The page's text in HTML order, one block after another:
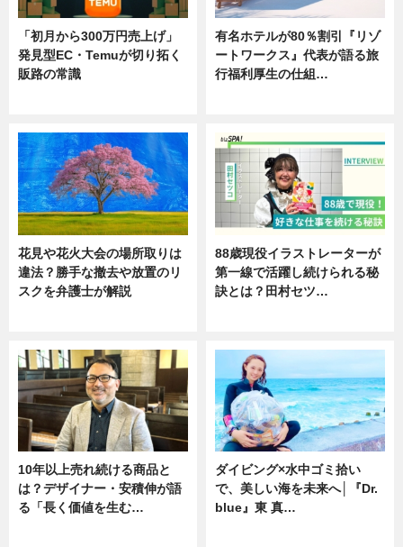
「初月から300万円売上げ」
発見型EC・Temuが切り拓く
販路の常識
有名ホテルが80％割引『リゾ
ートワークス』代表が語る旅
行福利厚生の仕組…
花見や花火大会の場所取りは
違法？勝手な撤去や放置のリ
スクを弁護士が解説
88歳現役イラストレーターが
第一線で活躍し続けられる秘
訣とは？田村セツ…
10年以上売れ続ける商品と
は？デザイナー・安積伸が語
る「長く価値を生む…
ダイビング×水中ゴミ拾い
で、美しい海を未来へ│『Dr.
blue』東 真…